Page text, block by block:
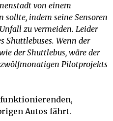
von einem
sollte, indem seine Sensoren
zu vermeiden. Leider
Shuttlebuses. Wenn der
der Shuttlebus, wäre der
zwölfmonatigen Pilotprojekts
funktionierenden,
Autos fährt.